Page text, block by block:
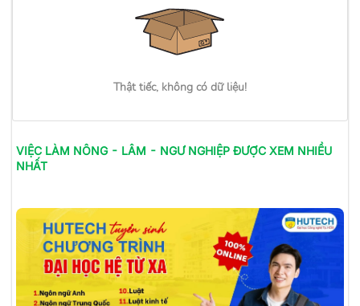
Thật tiếc, không có dữ liệu!
VIỆC LÀM NÔNG - LÂM - NGƯ NGHIỆP ĐƯỢC XEM NHIỀU
NHẤT